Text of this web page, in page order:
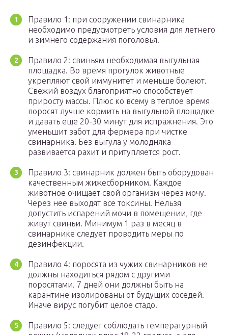
Правило 1: при сооружении свинарника
необходимо предусмотреть условия для летнего
и зимнего содержания поголовья.
Правило 2: свиньям необходимая выгульная
площадка. Во время прогулок животные
укрепляют свой иммунитет и меньше болеют.
Свежий воздух благоприятно способствует
приросту массы. Плюс ко всему в теплое время
поросят лучше кормить на выгульной площадке
и давать еще 20-30 минут для испражнения. Это
уменьшит забот для фермера при чистке
свинарника. Без выгула у молодняка
развивается рахит и притупляется рост.
Правило 3: свинарник должен быть оборудован
качественным жижесборником. Каждое
животное очищает свой организм через мочу.
Через нее выходят все токсины. Нельзя
допустить испарений мочи в помещении, где
живут свиньи. Минимум 1 раз в месяц в
свинарнике следует проводить меры по
дезинфекции.
Правило 4: поросята из чужих свинарников не
должны находиться рядом с другими
поросятами. 7 дней они должны быть на
карантине изолированы от будущих соседей.
Иначе вирус погубит целое стадо.
Правило 5: следует соблюдать температурный